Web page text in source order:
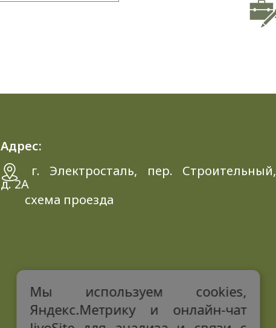
Адрес:
г. Электросталь, пер. Строительный,
д. 2A
схема проезда
Мы используем cookies,
Яндекс.Метрику и онлайн-чат